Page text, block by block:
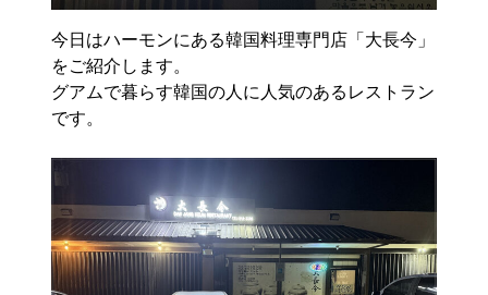
今日はハーモンにある韓国料理専門店「大長今」
をご紹介します。
グアムで暮らす韓国の人に人気のあるレストラン
です。